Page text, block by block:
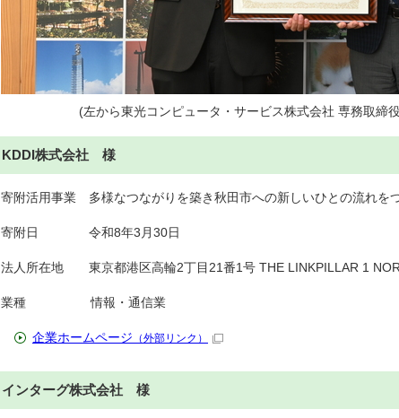
(左から東光コンピュータ・サービス株式会社 専務取締
KDDI株式会社 様
寄附活用事業 多様なつながりを築き秋田市への新しいひとの流れを
寄附日 令和8年3月30日
法人所在地 東京都港区高輪2丁目21番1号 THE LINKPILLAR 1
業種 情報・通信業
企業ホームページ （外部リンク）
インターグ株式会社 様